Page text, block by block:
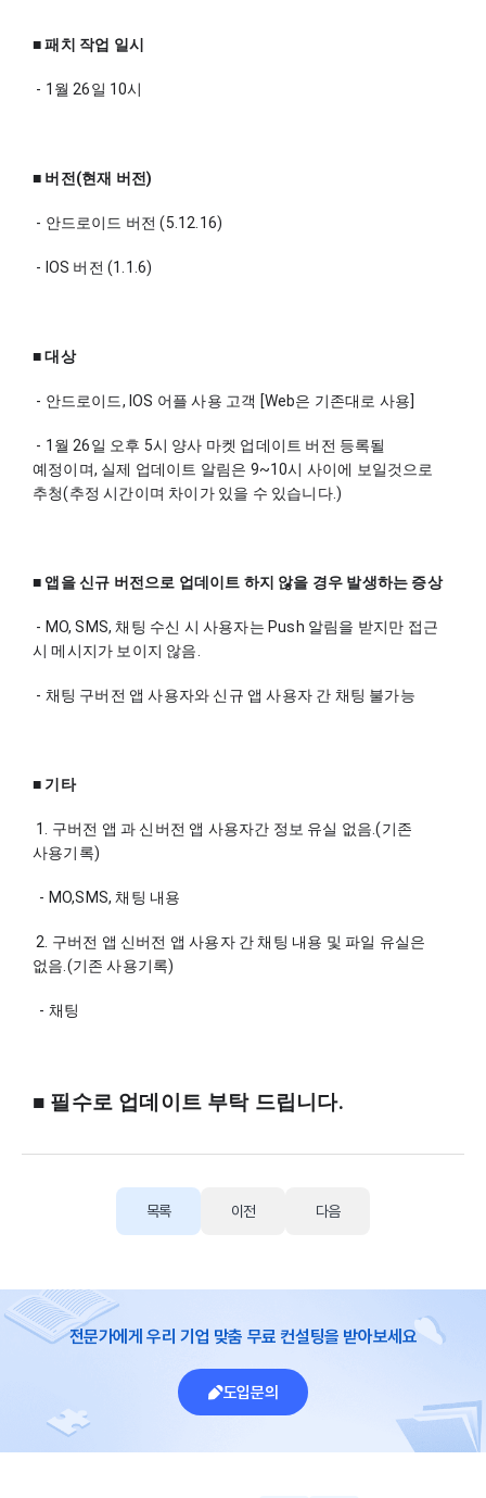
■ 패치 작업 일시
- 1월 26일 10시
■ 버전(현재 버전)
- 안드로이드 버전 (5.12.16)
- IOS 버전 (1.1.6)
■ 대상
- 안드로이드, IOS 어플 사용 고객 [Web은 기존대로 사용]
예정이며, 실제 업데이트 알림은 9~10시 사이에 보일것으로
추청(추정 시간이며 차이가 있을 수 있습니다.)
■ 앱을 신규 버전으로 업데이트 하지 않을 경우 발생하는 증상
시 메시지가 보이지 않음.
- 채팅 구버전 앱 사용자와 신규 앱 사용자 간 채팅 불가능
■ 기타
사용기록)
  - MO,SMS, 채팅 내용
없음.(기존 사용기록)
  - 채팅
■ 필수로 업데이트 부탁 드립니다.
목록 이전 다음
전문가에게 우리 기업 맞춤 무료 컨설팅을 받아보세요
도입문의